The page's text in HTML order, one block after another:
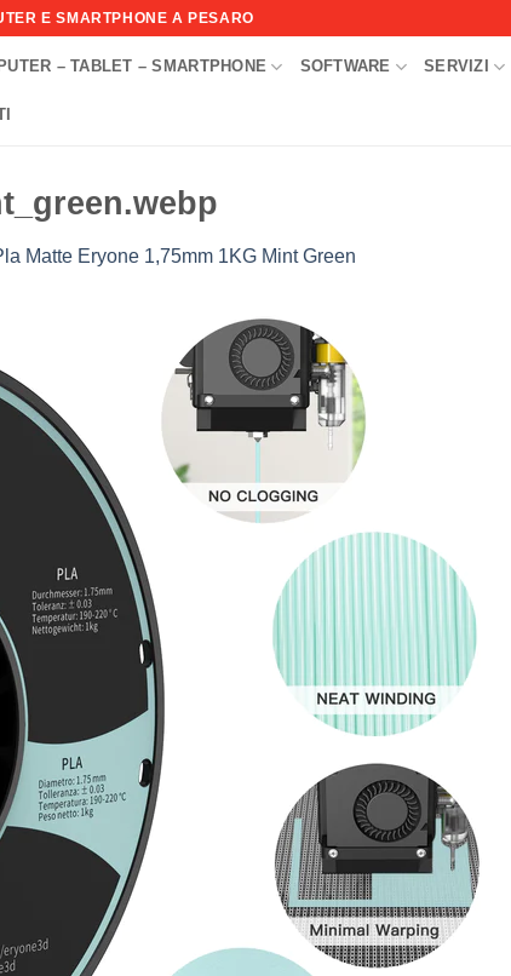
E SMARTPHONE A PESARO
– TABLET – SMARTPHONE SOFTWARE SERVIZI
Matte Eryone 1,75mm 1KG Mint Green